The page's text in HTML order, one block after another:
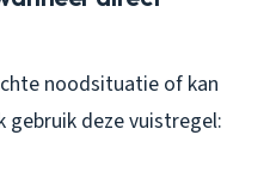
noodsituatie of kan
deze vuistregel: